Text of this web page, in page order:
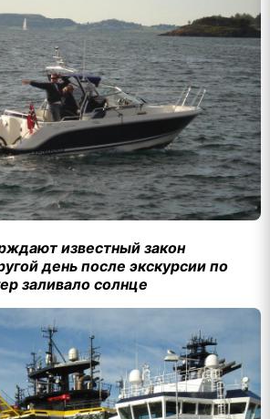
известный закон
день после экскурсии по
заливало солнце